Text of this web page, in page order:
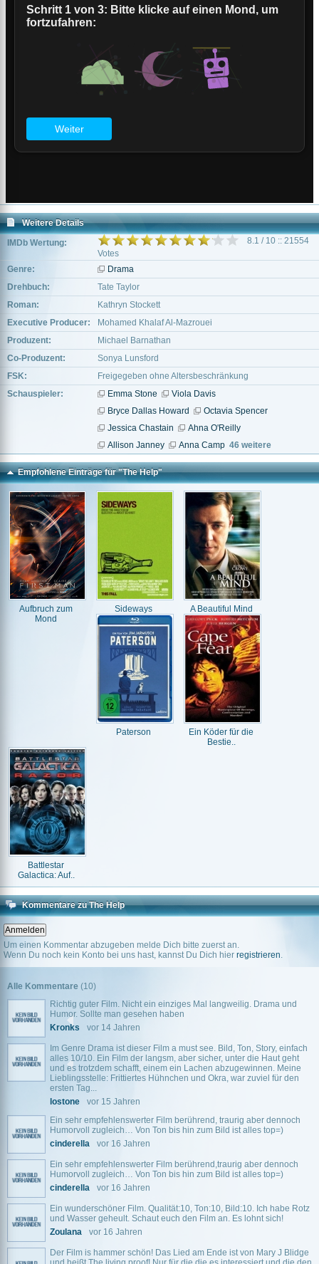
Weitere Details
IMDb Wertung:
8.1 / 10 :: 21554
Votes
Genre:
Drama
Drehbuch:
Tate Taylor
Roman:
Kathryn Stockett
Executive Producer:
Mohamed Khalaf Al-Mazrouei
Produzent:
Michael Barnathan
Co-Produzent:
Sonya Lunsford
FSK:
Freigegeben ohne Altersbeschränkung
Schauspieler:
Emma Stone
Viola Davis
Bryce Dallas Howard
Octavia Spencer
Jessica Chastain
Ahna O'Reilly
Allison Janney
Anna Camp 46 weitere
Empfohlene Einträge für "The Help"
Aufbruch zum
Mond
Sideways A Beautiful Mind
Paterson
Ein Köder für die
Bestie..
Battlestar
Galactica: Auf..
Kommentare zu The Help
Um einen Kommentar abzugeben melde Dich bitte zuerst an.
Wenn Du noch kein Konto bei uns hast, kannst Du Dich hier registrieren.
Alle Kommentare (10)
Richtig guter Film. Nicht ein einziges Mal langweilig. Drama und
Humor. Sollte man gesehen haben
Kronks
vor 14 Jahren
Im Genre Drama ist dieser Film a must see. Bild, Ton, Story, einfach
alles 10/10. Ein Film der langsm, aber sicher, unter die Haut geht
und es trotzdem schafft, einem ein Lachen abzugewinnen. Meine
Lieblingsstelle: Frittiertes Hühnchen und Okra, war zuviel für den
ersten Tag...
lostone
vor 15 Jahren
Ein sehr empfehlenswerter Film berührend, traurig aber dennoch
Humorvoll zugleich… Von Ton bis hin zum Bild ist alles top=)
cinderella
vor 16 Jahren
Ein sehr empfehlenswerter Film berührend,traurig aber dennoch
Humorvoll zugleich… Von Ton bis hin zum Bild ist alles top=)
cinderella
vor 16 Jahren
Ein wunderschöner Film. Qualität:10, Ton:10, Bild:10. Ich habe Rotz
und Wasser geheult. Schaut euch den Film an. Es lohnt sich!
Zoulana
vor 16 Jahren
Der Film is hammer schön! Das Lied am Ende ist von Mary J Blidge